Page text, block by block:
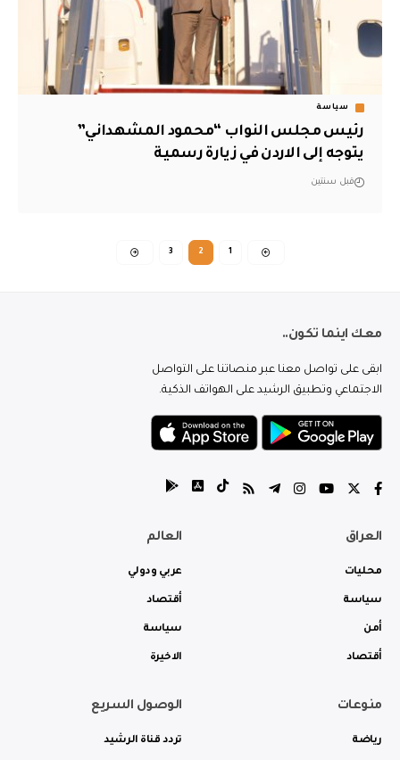
سياسة
رئيس مجلس النواب “محمود المشهداني”
يتوجه إلى الاردن في زيارة رسمية
قبل سنتين
1
2
3
معك اينما تكون..
ابقى على تواصل معنا عبر منصاتنا على التواصل
الاجتماعي وتطبيق الرشيد على الهواتف الذكية.
العراق
محليات
سياسة
أمن
أقتصاد
العالم
عربي ودولي
أقتصاد
سياسة
الاخيرة
منوعات
رياضة
الوصول السريع
تردد قناة الرشيد